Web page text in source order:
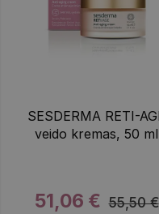
SESDERMA RETI-
veido kremas, 50 ml
51,06 € 55,50 €